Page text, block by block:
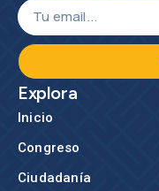
Explora
Inicio
Congreso
Ciudadanía